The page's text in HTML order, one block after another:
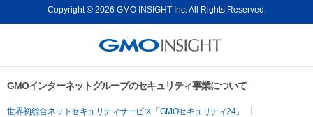
Copyright © 2026 GMO INSIGHT Inc. All Rights Reserved.
GMOインターネットグループのセキュリティ事業について
世界初総合ネットセキュリティサービス「GMOセキュリティ24」